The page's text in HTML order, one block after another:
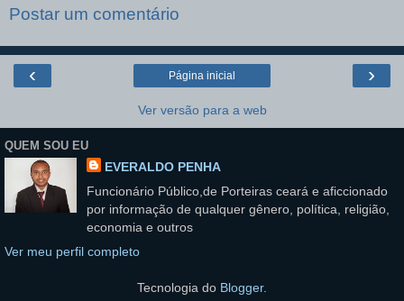
Postar um comentário
‹ ›
Página inicial
Ver versão para a web
QUEM SOU EU
EVERALDO PENHA
Funcionário Público,de Porteiras ceará e aficcionado
por informação de qualquer gênero, política, religião,
economia e outros
Ver meu perfil completo
Tecnologia do Blogger.